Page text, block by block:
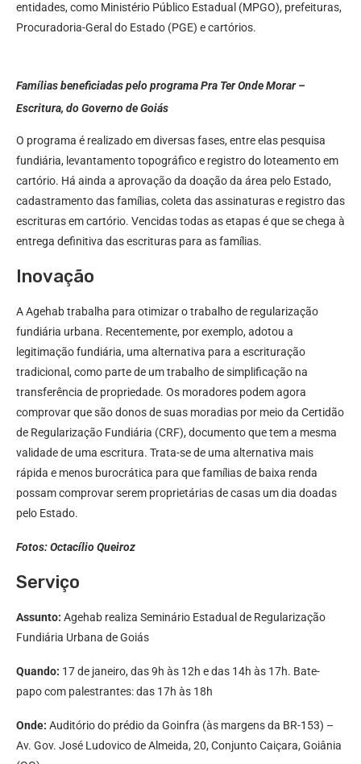
entidades, como Ministério Público Estadual (MPGO), prefeituras,
Procuradoria-Geral do Estado (PGE) e cartórios.
Famílias beneficiadas pelo programa Pra Ter Onde Morar –
Escritura, do Governo de Goiás
O programa é realizado em diversas fases, entre elas pesquisa
fundiária, levantamento topográfico e registro do loteamento em
cartório. Há ainda a aprovação da doação da área pelo Estado,
cadastramento das famílias, coleta das assinaturas e registro das
escrituras em cartório. Vencidas todas as etapas é que se chega à
entrega definitiva das escrituras para as famílias.
Inovação
A Agehab trabalha para otimizar o trabalho de regularização
fundiária urbana. Recentemente, por exemplo, adotou a
legitimação fundiária, uma alternativa para a escrituração
tradicional, como parte de um trabalho de simplificação na
transferência de propriedade. Os moradores podem agora
comprovar que são donos de suas moradias por meio da Certidão
de Regularização Fundiária (CRF), documento que tem a mesma
validade de uma escritura. Trata-se de uma alternativa mais
rápida e menos burocrática para que famílias de baixa renda
possam comprovar serem proprietárias de casas um dia doadas
pelo Estado.
Fotos: Octacílio Queiroz
Serviço
Assunto: Agehab realiza Seminário Estadual de Regularização
Fundiária Urbana de Goiás
Quando: 17 de janeiro, das 9h às 12h e das 14h às 17h. Bate-
papo com palestrantes: das 17h às 18h
Onde: Auditório do prédio da Goinfra (às margens da BR-153) –
Av. Gov. José Ludovico de Almeida, 20, Conjunto Caiçara, Goiânia